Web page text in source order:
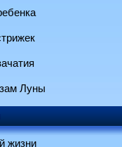
Луны
жизни